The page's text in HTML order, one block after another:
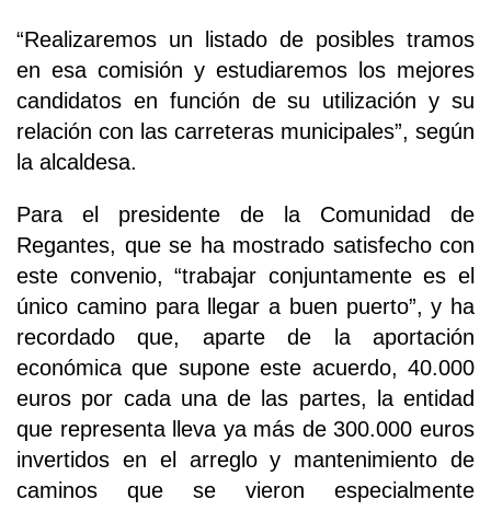
“Realizaremos un listado de posibles tramos
en esa comisión y estudiaremos los mejores
candidatos en función de su utilización y su
relación con las carreteras municipales”, según
la alcaldesa.
Para el presidente de la Comunidad de
Regantes, que se ha mostrado satisfecho con
este convenio, “trabajar conjuntamente es el
único camino para llegar a buen puerto”, y ha
recordado que, aparte de la aportación
económica que supone este acuerdo, 40.000
euros por cada una de las partes, la entidad
que representa lleva ya más de 300.000 euros
invertidos en el arreglo y mantenimiento de
caminos que se vieron especialmente